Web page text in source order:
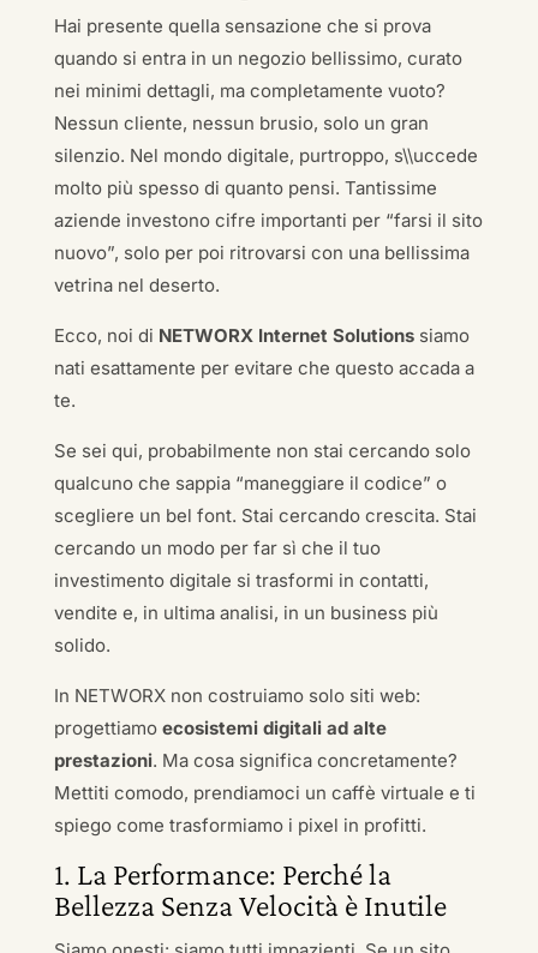
Hai presente quella sensazione che si prova
quando si entra in un negozio bellissimo, curato
nei minimi dettagli, ma completamente vuoto?
Nessun cliente, nessun brusio, solo un gran
silenzio. Nel mondo digitale, purtroppo, s\\uccede
molto più spesso di quanto pensi. Tantissime
aziende investono cifre importanti per “farsi il sito
nuovo”, solo per poi ritrovarsi con una bellissima
vetrina nel deserto.
Ecco, noi di NETWORX Internet Solutionssiamo
nati esattamente per evitare che questo accada a
te.
Se sei qui, probabilmente non stai cercando solo
qualcuno che sappia “maneggiare il codice” o
scegliere un bel font. Stai cercando crescita. Stai
cercando un modo per far sì che il tuo
investimento digitale si trasformi in contatti,
vendite e, in ultima analisi, in un business più
solido.
In NETWORX non costruiamo solo siti web:
progettiamo ecosistemi digitali ad alte
prestazioni. Ma cosa significa concretamente?
Mettiti comodo, prendiamoci un caffè virtuale e ti
spiego come trasformiamo i pixel in profitti.
1. La Performance: Perché la
Bellezza Senza Velocità è Inutile